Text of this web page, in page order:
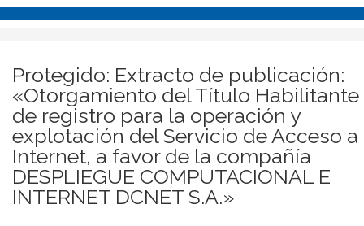
Protegido: Extracto de publicación:
«Otorgamiento del Título Habilitante
de registro para la operación y
explotación del Servicio de Acceso a
Internet, a favor de la compañía
DESPLIEGUE COMPUTACIONAL E
INTERNET DCNET S.A.»